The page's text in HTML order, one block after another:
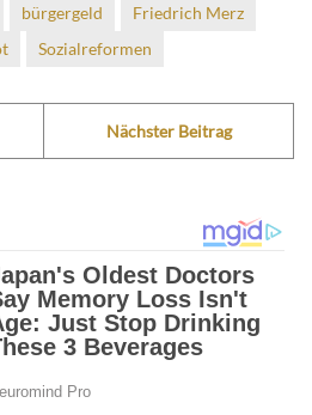
bürgergeld
Friedrich Merz
Sozialreformen
Nächster Beitrag